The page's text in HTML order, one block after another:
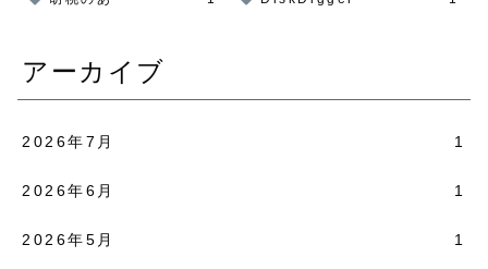
アーカイブ
2026年7月 1
2026年6月 1
2026年5月 1